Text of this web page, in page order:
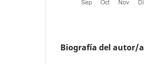
Biografía del autor/a